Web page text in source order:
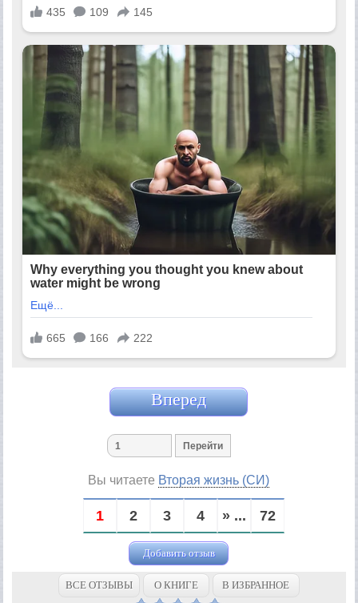
Вперед
Вы читаете Вторая жизнь (СИ)
1 2 3 4 » ... 72
Добавить отзыв
ВСЕ ОТЗЫВЫ О КНИГЕ В ИЗБРАННОЕ